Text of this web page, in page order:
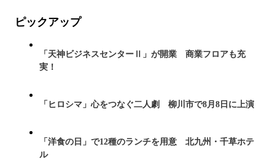
ピックアップ
「天神ビジネスセンターⅡ」が開業 商業フロアも充
実！
「ヒロシマ」心をつなぐ二人劇 柳川市で8月8日に上演
「洋食の日」で12種のランチを用意 北九州・千草ホテ
ル